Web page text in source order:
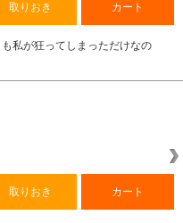
取りおき カート
私が狂ってしまっただけなの
取りおき カート